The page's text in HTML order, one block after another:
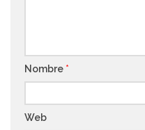
Nombre *
Web